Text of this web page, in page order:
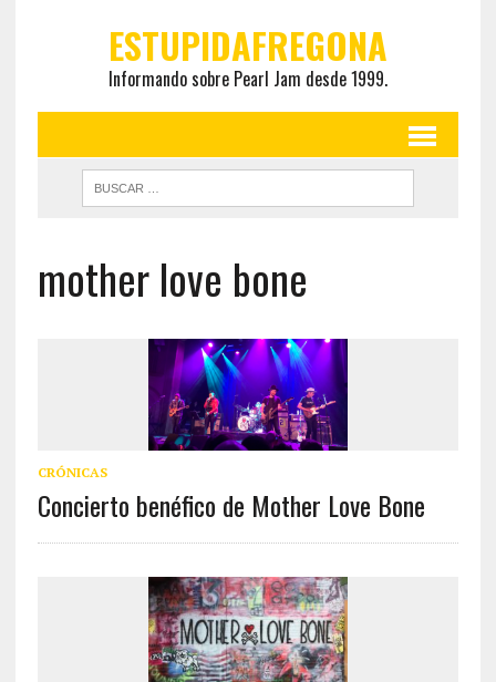
ESTUPIDAFREGONA
Informando sobre Pearl Jam desde 1999.
mother love bone
CRÓNICAS
Concierto benéfico de Mother Love Bone